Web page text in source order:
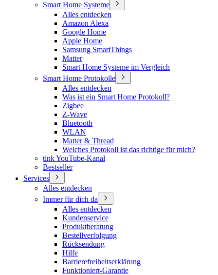
Smart Home Systeme
Alles entdecken
Amazon Alexa
Google Home
Apple Home
Samsung SmartThings
Matter
Smart Home Systeme im Vergleich
Smart Home Protokolle
Alles entdecken
Was ist ein Smart Home Protokoll?
Zigbee
Z-Wave
Bluetooth
WLAN
Matter & Thread
Welches Protokoll ist das richtige für mich?
tink YouTube-Kanal
Bestseller
Services
Alles entdecken
Immer für dich da
Alles entdecken
Kundenservice
Produktberatung
Bestellverfolgung
Rücksendung
Hilfe
Barrierefreiheitserklärung
Funktioniert-Garantie